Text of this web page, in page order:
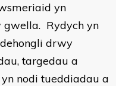
yn
gwella. Rydych yn
drwy
targedau a
nodi tueddiadau a